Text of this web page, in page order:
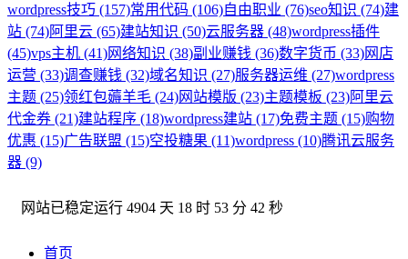
wordpress技巧 (157)常用代码 (106)自由职业 (76)seo知识 (74)建
站 (74)阿里云 (65)建站知识 (50)云服务器 (48)wordpress插件
(45)vps主机 (41)网络知识 (38)副业赚钱 (36)数字货币 (33)网店
运营 (33)调查赚钱 (32)域名知识 (27)服务器运维 (27)wordpress
主题 (25)领红包薅羊毛 (24)网站模版 (23)主题模板 (23)阿里云
代金券 (21)建站程序 (18)wordpress建站 (17)免费主题 (15)购物
优惠 (15)广告联盟 (15)空投糖果 (11)wordpress (10)腾讯云服务
器 (9)
网站已稳定运行 4904 天 18 时 53 分 43 秒
首页